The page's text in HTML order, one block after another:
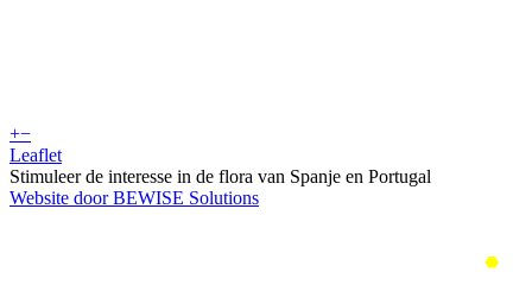
+−
Leaflet
Stimuleer de interesse in de flora van Spanje en Portugal
Website door BEWISE Solutions